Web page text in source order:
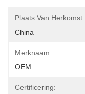
Plaats Van Herkomst:
China
Merknaam:
OEM
Certificering: